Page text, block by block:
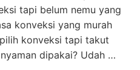
tapi belum nemu yang
konveksi yang murah
konveksi tapi takut
dipakai? Udah …